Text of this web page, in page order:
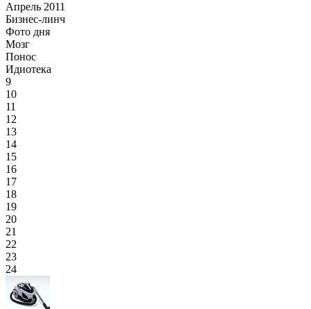
Апрель 2011
Бизнес-линч
Фото дня
Мозг
Понос
Идиотека
9
10
11
12
13
14
15
16
17
18
19
20
21
22
23
24